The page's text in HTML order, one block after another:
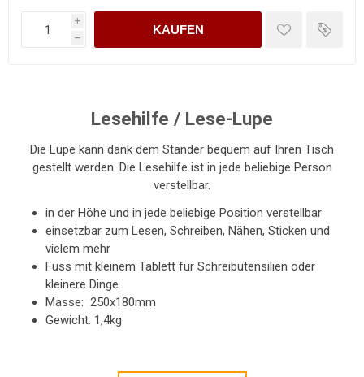
i
h
KAUFEN
Lesehilfe / Lese-Lupe
Die Lupe kann dank dem Ständer bequem auf Ihren Tisch
gestellt werden. Die Lesehilfe ist in jede beliebige Person
verstellbar.
in der Höhe und in jede beliebige Position verstellbar
einsetzbar zum Lesen, Schreiben, Nähen, Sticken und
vielem mehr
Fuss mit kleinem Tablett für Schreibutensilien oder
kleinere Dinge
Masse: 250x180mm
Gewicht: 1,4kg